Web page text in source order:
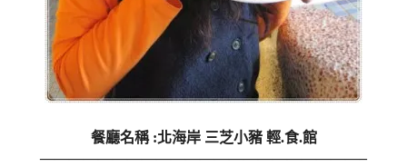
餐廳名稱 :北海岸 三芝小豬 輕.食.館
——————————————————————–